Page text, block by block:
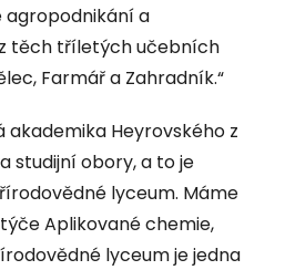
agropodnikání a
těch tříletých učebních
Farmář a Zahradník.“
akademika Heyrovského z
studijní obory, a to je
lyceum. Máme
Aplikované chemie,
lyceum je jedna